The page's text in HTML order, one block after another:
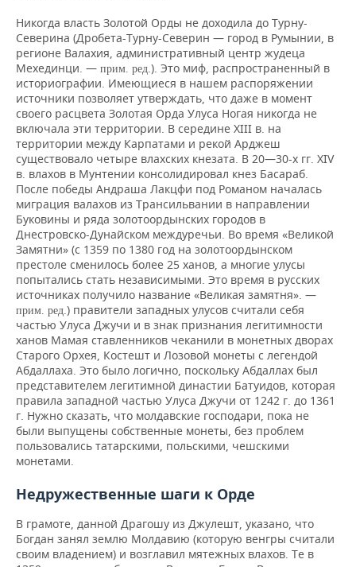
Никогда власть Золотой Орды не доходила до Турну-
Северина (Дробета-Турну-Северин — город в Румынии, в
регионе Валахия, административный центр жудеца
Мехединци. — прим. ред.). Это миф, распространенный в
историографии. Имеющиеся в нашем распоряжении
источники позволяет утверждать, что даже в момент
своего расцвета Золотая Орда Улуса Ногая никогда не
включала эти территории. В середине ХІІІ в. на
территории между Карпатами и рекой Арджеш
существовало четыре влахских кнезата. В 20—30-х гг. XIV
в. влахов в Мунтении консолидировал кнез Басараб.
После победы Андраша Лакцфи под Романом началась
миграция валахов из Трансильвании в направлении
Буковины и ряда золотоордынских городов в
Днестровско-Дунайском междуречьи. Во время «Великой
Замятни» (с 1359 по 1380 год на золотоордынском
престоле сменилось более 25 ханов, а многие улусы
попытались стать независимыми. Это время в русских
источниках получило название «Великая замятня». —
прим. ред.) правители западных улусов считали себя
частью Улуса Джучи и в знак признания легитимности
ханов Мамая ставленников чеканили в монетных дворах
Старого Орхея, Костешт и Лозовой монеты с легендой
Абдаллаха. Это было логично, поскольку Абдаллах был
представителем легитимной династии Батуидов, которая
правила западной частью Улуса Джучи от 1242 г. до 1361
г. Нужно сказать, что молдавские господари, пока не
были выпущены собственные монеты, без проблем
пользовались татарскими, польскими, чешскими
монетами.
Недружественные шаги к Орде
В грамоте, данной Драгошу из Джулешт, указано, что
Богдан занял землю Молдавию (которую венгры считали
своим владением) и возглавил мятежных влахов. Те в